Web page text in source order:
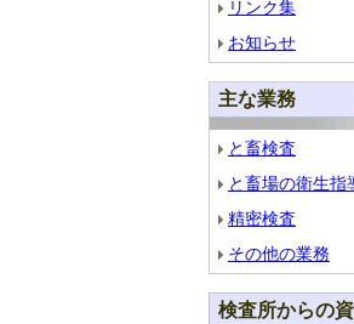
リンク集
お知らせ
主な業務
と畜検査
と畜場の衛生指
精密検査
その他の業務
検査所からの